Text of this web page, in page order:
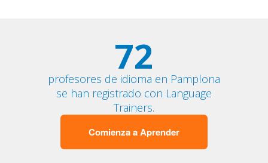
72
profesores de idioma en Pamplona
se han registrado con Language
Trainers.
Comienza a Aprender